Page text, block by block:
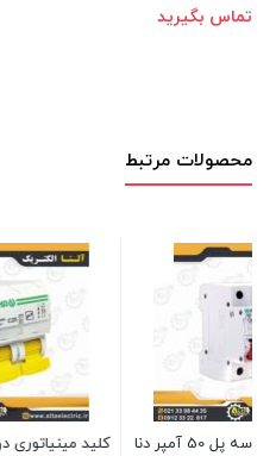
تماس بگیرید
محصولات مرتبط
کلید مینیاتوری دو پل 25 آمپر دنا